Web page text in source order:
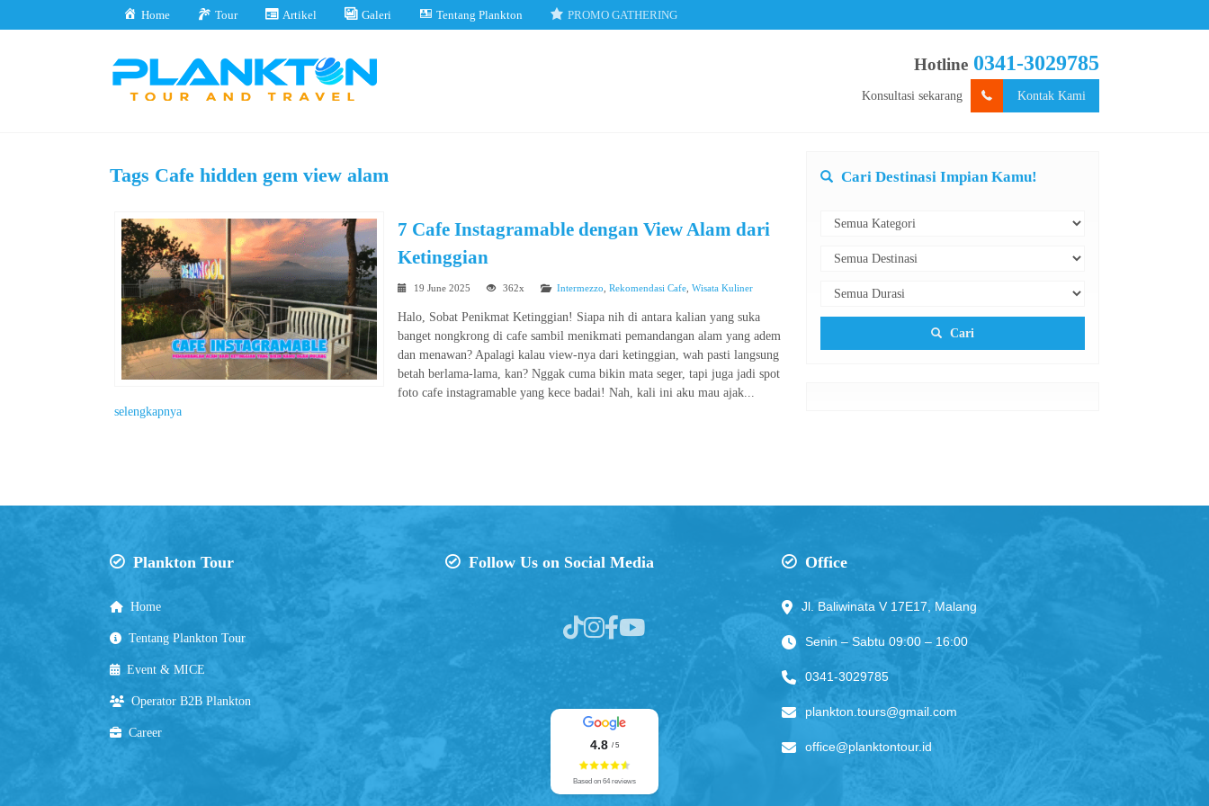
Home Tour Artikel Galeri Tentang Plankton PROMO GATHERING
Hotline 0341-3029785
Konsultasi sekarang Kontak Kami
Tags Cafe hidden gem view alam
7 Cafe Instagramable dengan View Alam dari
Ketinggian
19 June 2025 362x Intermezzo Rekomendasi Cafe Wisata Kuliner
Halo, Sobat Penikmat Ketinggian! Siapa nih di antara kalian yang suka
banget nongkrong di cafe sambil menikmati pemandangan alam yang adem
dan menawan? Apalagi kalau view-nya dari ketinggian, wah pasti langsung
betah berlama-lama, kan? Nggak cuma bikin mata seger, tapi juga jadi spot
foto cafe instagramable yang kece badai! Nah, kali ini aku mau ajak...
selengkapnya
Cari Destinasi Impian Kamu!
Cari
Plankton Tour
Home
Tentang Plankton Tour
Event & MICE
Operator B2B Plankton
Career
Follow Us on Social Media
4.8 / 5
Based on 64 reviews
Office
Jl. Baliwinata V 17E17, Malang
Senin – Sabtu 09:00 – 16:00
0341-3029785
plankton.tours@gmail.com
office@planktontour.id